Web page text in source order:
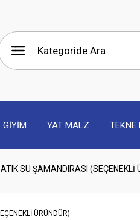
GİYİM YAT MALZ TEKNE
ATIK SU ŞAMANDIRASI (SEÇENEKLİ